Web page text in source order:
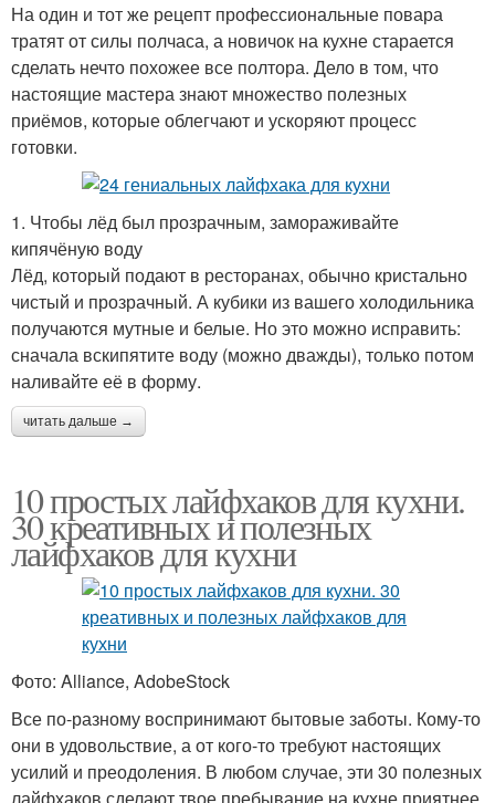
На один и тот же рецепт профессиональные повара
тратят от силы полчаса, а новичок на кухне старается
сделать нечто похожее все полтора. Дело в том, что
настоящие мастера знают множество полезных
приёмов, которые облегчают и ускоряют процесс
готовки.
1. Чтобы лёд был прозрачным, замораживайте
кипячёную воду
Лёд, который подают в ресторанах, обычно кристально
чистый и прозрачный. А кубики из вашего холодильника
получаются мутные и белые. Но это можно исправить:
сначала вскипятите воду (можно дважды), только потом
наливайте её в форму.
читать дальше →
10 простых лайфхаков для кухни.
30 креативных и полезных
лайфхаков для кухни
Фото: Alliance, AdobeStock
Все по-разному воспринимают бытовые заботы. Кому-то
они в удовольствие, а от кого-то требуют настоящих
усилий и преодоления. В любом случае, эти 30 полезных